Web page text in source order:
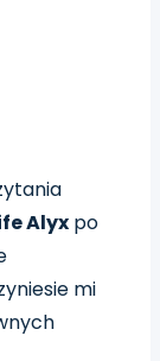
Alyx po
mi